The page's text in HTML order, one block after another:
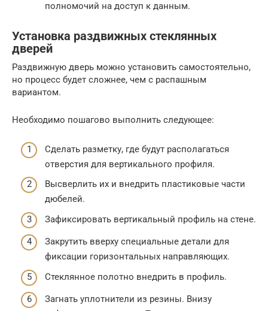
полномочий на доступ к данным.
Установка раздвижных стеклянных
дверей
Раздвижную дверь можно установить самостоятельно,
но процесс будет сложнее, чем с распашным
вариантом.
Необходимо пошагово выполнить следующее:
Сделать разметку, где будут располагаться
отверстия для вертикального профиля.
Высверлить их и внедрить пластиковые части
дюбелей.
Зафиксировать вертикальный профиль на стене.
Закрутить вверху специальные детали для
фиксации горизонтальных направляющих.
Стеклянное полотно внедрить в профиль.
Загнать уплотнители из резины. Внизу